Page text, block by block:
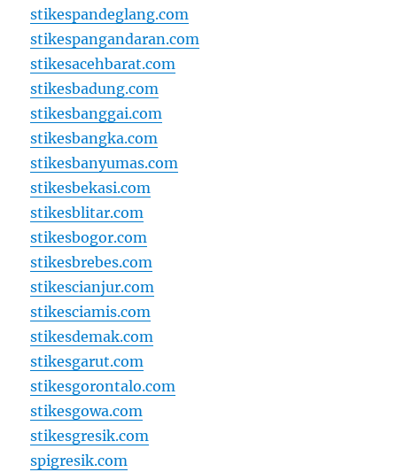
stikespandeglang.com
stikespangandaran.com
stikesacehbarat.com
stikesbadung.com
stikesbanggai.com
stikesbangka.com
stikesbanyumas.com
stikesbekasi.com
stikesblitar.com
stikesbogor.com
stikesbrebes.com
stikescianjur.com
stikesciamis.com
stikesdemak.com
stikesgarut.com
stikesgorontalo.com
stikesgowa.com
stikesgresik.com
spigresik.com